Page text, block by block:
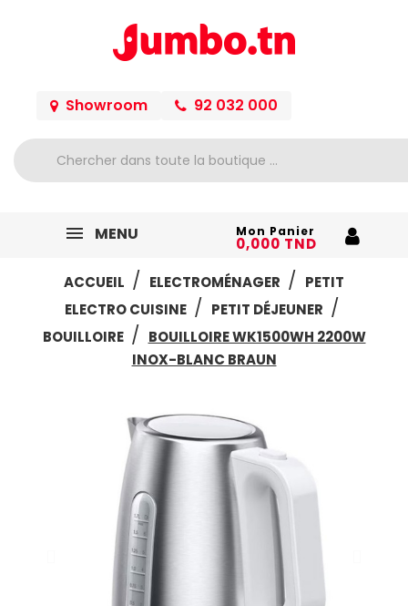
Showroom 92 032 000
MENU Mon Panier
0,000 TND
ACCUEIL
ELECTROMÉNAGER
PETIT
ELECTRO CUISINE
PETIT DÉJEUNER
BOUILLOIRE
BOUILLOIRE WK1500WH 2200W
INOX-BLANC BRAUN